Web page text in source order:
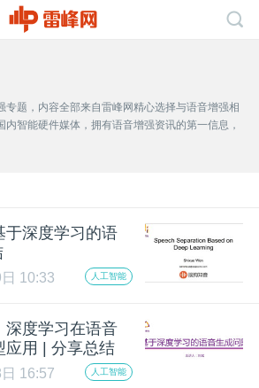
专题，内容全部来自雷峰网精心选择与语音增强相
内智能硬件媒体，拥有语音增强资讯的第一信息，
于深度学习的语
10:33 人工智能
深度学习在语音
应用 | 分享总结
16:57 人工智能